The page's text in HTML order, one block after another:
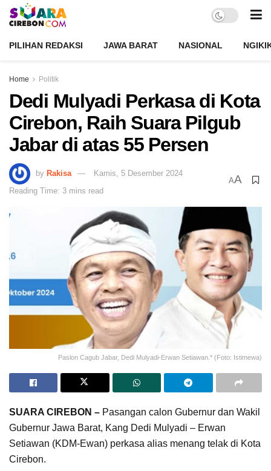
PILIHAN REDAKSI JAWA BARAT NASIONAL
Home Politik
Dedi Mulyadi Perkasa di Kota
Cirebon, Raih Suara Pilgub
Jabar di atas 55 Persen
by Rakisa
Kamis, 5 Desember 2024
Reading Time: 3 mins read
AA
Paslon Cagub Jabar, Dedi Mulyadi-Erwan Setiawan.* (Foto: Istimewa)
SUARA CIREBON – Pasangan calon Gubernur dan Wakil
Gubernur Jawa Barat, Kang Dedi Mulyadi – Erwan
Setiawan (KDM-Ewan) perkasa alias menang telak di Kota
Cirebon.